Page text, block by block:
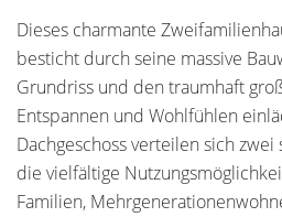
Dieses charmante
besticht durch seine massive
Grundriss und den traumhaft
Entspannen und Wohlfühlen
Dachgeschoss verteilen sich
die vielfältige
Familien,